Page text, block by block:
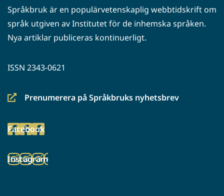
Språkbruk är en populärvetenskaplig webbtidskrift om
språk utgiven av Institutet för de inhemska språken.
Nya artiklar publiceras kontinuerligt.
ISSN 2343-0621
Prenumerera på Språkbruks nyhetsbrev
(siirryt
palveluun)
Facebook
(siirryt
palveluun)
Instagram
(siirryt